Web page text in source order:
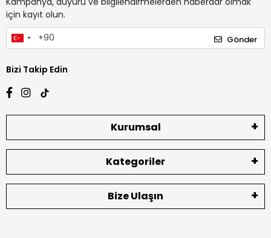
için kayıt olun.
Gönder
Bizi Takip Edin
Kurumsal
Kategoriler
Bize Ulaşın